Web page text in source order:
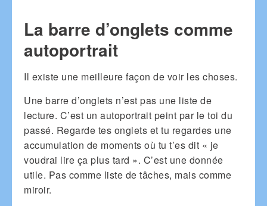
La barre d’onglets comme
autoportrait
Il existe une meilleure façon de voir les choses.
Une barre d’onglets n’est pas une liste de
lecture. C’est un autoportrait peint par le toi du
passé. Regarde tes onglets et tu regardes une
accumulation de moments où tu t’es dit « je
voudrai lire ça plus tard ». C’est une donnée
utile. Pas comme liste de tâches, mais comme
miroir.